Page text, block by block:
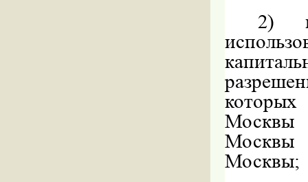
2)
которых
Москвы
Москвы
Москвы;